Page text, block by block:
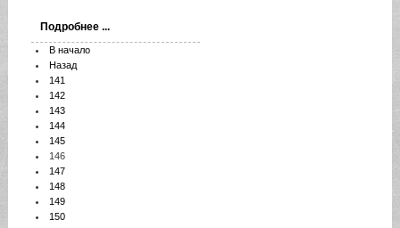
Подробнее ...
В начало
Назад
141
142
143
144
145
146
147
148
149
150